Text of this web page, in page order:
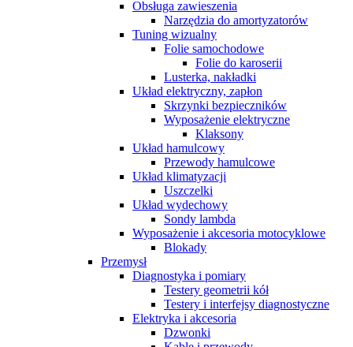
Obsługa zawieszenia
Narzędzia do amortyzatorów
Tuning wizualny
Folie samochodowe
Folie do karoserii
Lusterka, nakładki
Układ elektryczny, zapłon
Skrzynki bezpieczników
Wyposażenie elektryczne
Klaksony
Układ hamulcowy
Przewody hamulcowe
Układ klimatyzacji
Uszczelki
Układ wydechowy
Sondy lambda
Wyposażenie i akcesoria motocyklowe
Blokady
Przemysł
Diagnostyka i pomiary
Testery geometrii kół
Testery i interfejsy diagnostyczne
Elektryka i akcesoria
Dzwonki